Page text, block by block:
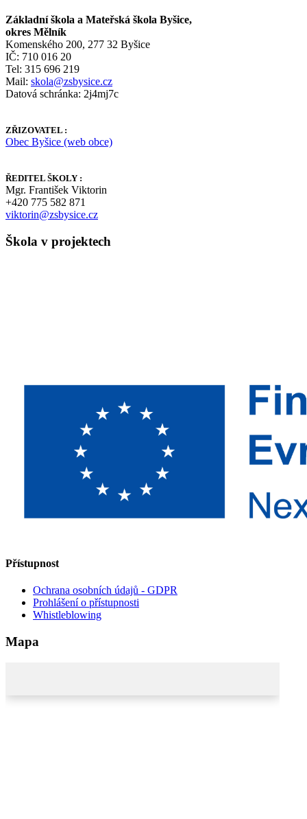
Základní škola a Mateřská škola Byšice,
okres Mělník
Komenského 200, 277 32 Byšice
IČ: 710 016 20
Tel: 315 696 219
Mail: skola@zsbysice.cz
Datová schránka: 2j4mj7c
ZŘIZOVATEL :
Obec Byšice (web obce)
ŘEDITEL ŠKOLY :
Mgr. František Viktorin
+420 775 582 871
viktorin@zsbysice.cz
Škola v projektech
Přístupnost
Ochrana osobních údajů - GDPR
Prohlášení o přístupnosti
Whistleblowing
Mapa